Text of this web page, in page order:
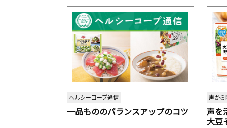
ヘルシーコープ通信
一品もののバランスアップのコツ
声か
声を
大豆